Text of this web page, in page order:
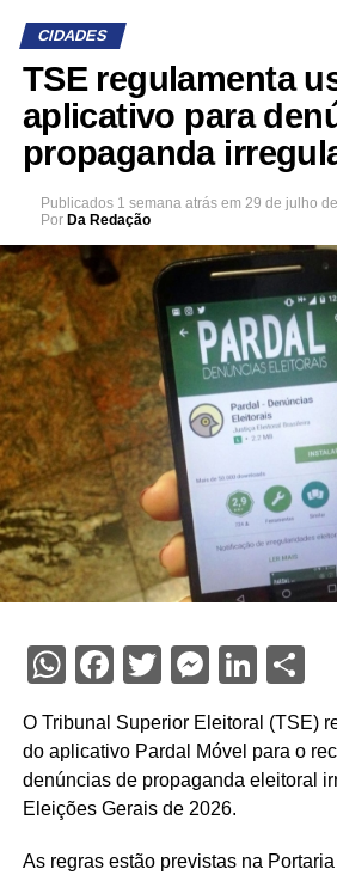
CIDADES
TSE regulamenta
aplicativo para
propaganda
Publicados 1 semana atrás em 29 de julho
Por Da Redação
WhatsApp
Facebook
Twitter
O Tribunal Superior Eleitoral (TSE)
do aplicativo Pardal Móvel para o
denúncias de propaganda eleitoral
Eleições Gerais de 2026.
As regras estão previstas na